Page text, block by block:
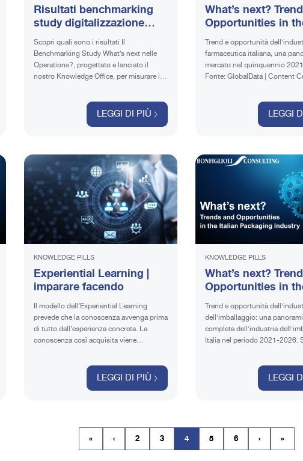
Risultati benchmarking
study digitalizzazione
delle operations delle
aziende italiane
Scopri quali sono i risultati Il
Benchmarking Study What’s next nelle
Operations?, progettato e lanciato il
nostro Knowledge Office, per misurare il
rispetto ai temi della Digital
Transformation, Sostenibilità e
dell’Operational Excellence.
LEGGI DI PIÙ
What’s next?
Opportunities in
Italian
Industry
Trend e opportunità
farmaceutica italiana, una
mercato nel quinquennio
Fonte: GlobalData | Content
LEGGI
KNOWLEDGE PILLS
Experiential Learning |
imparare facendo
Il modello dell’Experiential Learning
prevede che la conoscenza avvenga prima
di tutto dall’esperienza concreta. La
conoscenza così acquisita viene
cognitivi, per essere poi profondamente
assimilata e tradotta in azioni concrete.
LEGGI DI PIÙ
KNOWLEDGE PILLS
What’s next?
Opportunities in
Italian Packaging
Trend e opportunità
dell'imballaggio: una panoramica
completa dell'industria
Italia nel periodo 2021-2026. Source:
Office Bonfiglioli Consulting
LEGGI
« ‹ 2 3
4
5 6 › »